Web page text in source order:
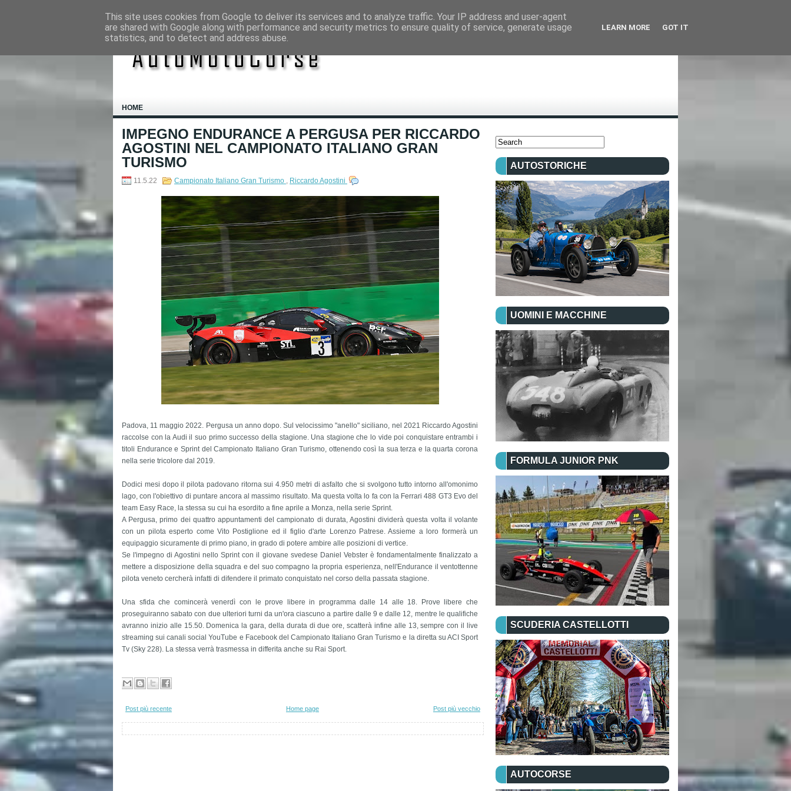
HOME
IMPEGNO ENDURANCE A PERGUSA PER RICCARDO
AGOSTINI NEL CAMPIONATO ITALIANO GRAN
TURISMO
11.5.22 Campionato Italiano Gran Turismo , Riccardo Agostini
Padova, 11 maggio 2022. Pergusa un anno dopo. Sul velocissimo "anello" siciliano, nel 2021 Riccardo Agostini
raccolse con la Audi il suo primo successo della stagione. Una stagione che lo vide poi conquistare entrambi i
titoli Endurance e Sprint del Campionato Italiano Gran Turismo, ottenendo così la sua terza e la quarta corona
nella serie tricolore dal 2019.
Dodici mesi dopo il pilota padovano ritorna sui 4.950 metri di asfalto che si svolgono tutto intorno all'omonimo
lago, con l'obiettivo di puntare ancora al massimo risultato. Ma questa volta lo fa con la Ferrari 488 GT3 Evo del
team Easy Race, la stessa su cui ha esordito a fine aprile a Monza, nella serie Sprint.
A Pergusa, primo dei quattro appuntamenti del campionato di durata, Agostini dividerà questa volta il volante
con un pilota esperto come Vito Postiglione ed il figlio d'arte Lorenzo Patrese. Assieme a loro formerà un
equipaggio sicuramente di primo piano, in grado di potere ambire alle posizioni di vertice.
Se l'impegno di Agostini nello Sprint con il giovane svedese Daniel Vebster è fondamentalmente finalizzato a
mettere a disposizione della squadra e del suo compagno la propria esperienza, nell'Endurance il ventottenne
pilota veneto cercherà infatti di difendere il primato conquistato nel corso della passata stagione.
Una sfida che comincerà venerdì con le prove libere in programma dalle 14 alle 18. Prove libere che
proseguiranno sabato con due ulteriori turni da un'ora ciascuno a partire dalle 9 e dalle 12, mentre le qualifiche
avranno inizio alle 15.50. Domenica la gara, della durata di due ore, scatterà infine alle 13, sempre con il live
streaming sui canali social YouTube e Facebook del Campionato Italiano Gran Turismo e la diretta su ACI Sport
Tv (Sky 228). La stessa verrà trasmessa in differita anche su Rai Sport.
Post più recente Post più vecchio
Home page
AUTOSTORICHE
UOMINI E MACCHINE
FORMULA JUNIOR PNK
SCUDERIA CASTELLOTTI
AUTOCORSE
This site uses cookies from Google to deliver its services and to analyze traffic. Your IP address and user-agent
are shared with Google along with performance and security metrics to ensure quality of service, generate usage
statistics, and to detect and address abuse.
LEARN MORE GOT IT